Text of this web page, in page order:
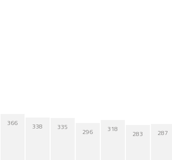
366 338 335
296 318 283 287